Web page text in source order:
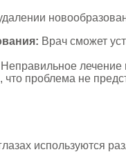
Врач сможет
Неправильное
что проблема не
используются